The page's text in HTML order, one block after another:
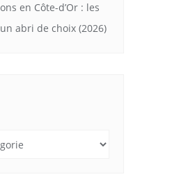
en Côte-d’Or : les
abri de choix (2026)